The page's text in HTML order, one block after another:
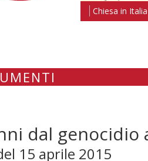
Chiesa in Italia
dal genocidio
15 aprile 2015